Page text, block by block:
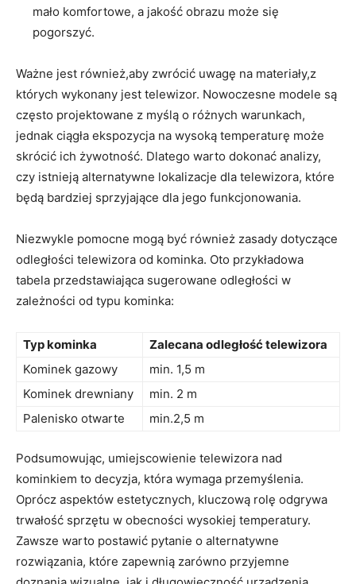
mało ‌komfortowe, a jakość obrazu może się
‌pogorszyć.
Ważne⁤ jest również,aby ⁤zwrócić uwagę na materiały,z
których wykonany jest telewizor. Nowoczesne⁣ modele są
często projektowane z myślą‌ o różnych warunkach,
jednak ​ciągła ekspozycja na wysoką temperaturę może
skrócić ich żywotność. Dlatego warto dokonać analizy,
czy istnieją alternatywne ⁣lokalizacje dla telewizora, które
⁢będą bardziej‌ sprzyjające dla jego funkcjonowania.
Niezwykle⁢ pomocne mogą być‌ również zasady dotyczące
odległości​ telewizora ‌od kominka. Oto przykładowa
tabela​ przedstawiająca sugerowane odległości w
zależności od⁣ typu ⁤kominka:
Typ kominka
Zalecana odległość telewizora
Kominek gazowy
min. 1,5 m
Kominek drewniany
min. 2 m
Palenisko otwarte
min.2,5 m
Podsumowując, umiejscowienie⁣ telewizora ⁤nad
kominkiem to decyzja,⁢ która wymaga przemyślenia.
Oprócz aspektów estetycznych, kluczową rolę odgrywa
trwałość sprzętu ‍w obecności wysokiej temperatury.
Zawsze warto postawić pytanie o alternatywne
rozwiązania, które zapewnią zarówno przyjemne